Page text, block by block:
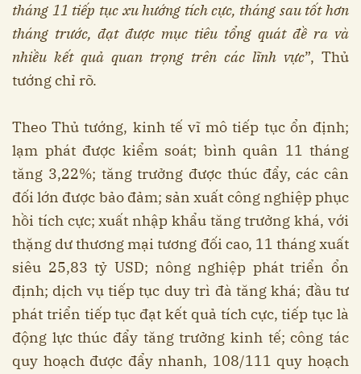
tháng 11 tiếp tục xu hướng tích cực, tháng sau tốt hơn
tháng trước, đạt được mục tiêu tổng quát đề ra và
nhiều kết quả quan trọng trên các lĩnh vực”, Thủ
tướng chỉ rõ.
Theo Thủ tướng, kinh tế vĩ mô tiếp tục ổn định;
lạm phát được kiểm soát; bình quân 11 tháng
tăng 3,22%; tăng trưởng được thúc đẩy, các cân
đối lớn được bảo đảm; sản xuất công nghiệp phục
hồi tích cực; xuất nhập khẩu tăng trưởng khá, với
thặng dư thương mại tương đối cao, 11 tháng xuất
siêu 25,83 tỷ USD; nông nghiệp phát triển ổn
định; dịch vụ tiếp tục duy trì đà tăng khá; đầu tư
phát triển tiếp tục đạt kết quả tích cực, tiếp tục là
động lực thúc đẩy tăng trưởng kinh tế; công tác
quy hoạch được đẩy nhanh, 108/111 quy hoạch